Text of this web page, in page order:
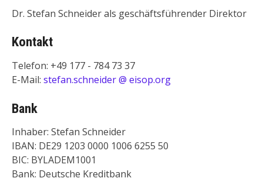
Dr. Stefan Schneider als geschäftsführender Direktor
Kontakt
Telefon: +49 177 - 784 73 37
E-Mail: stefan.schneider @ eisop.org
Bank
Inhaber: Stefan Schneider
IBAN: DE29 1203 0000 1006 6255 50
BIC: BYLADEM1001
Bank: Deutsche Kreditbank